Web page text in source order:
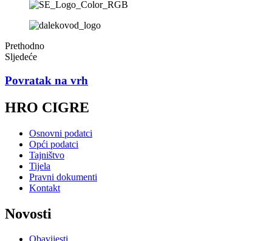
Prethodno
Sljedeće
Povratak na vrh
HRO CIGRE
Osnovni podatci
Opći podatci
Tajništvo
Tijela
Pravni dokumenti
Kontakt
Novosti